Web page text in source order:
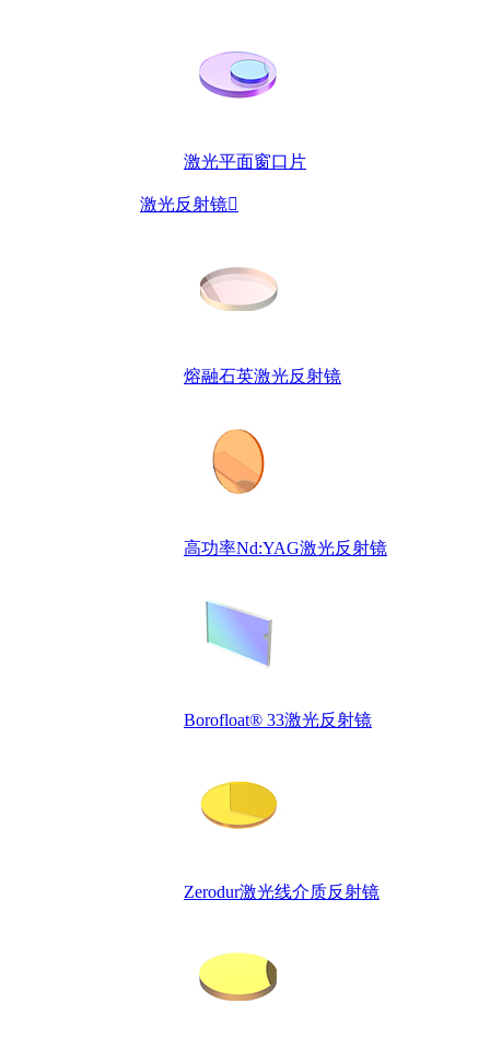
激光平面窗口片
激光反射镜
熔融石英激光反射镜
高功率Nd:YAG激光反射镜
Borofloat® 33激光反射镜
Zerodur激光线介质反射镜